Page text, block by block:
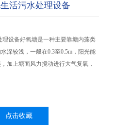
活污水处理设备
设备好氧塘是一种主要靠塘内藻类
深较浅，一般在0.3至0.5m，阳光能
加上塘面风力搅动进行大气复氧，
点击收藏